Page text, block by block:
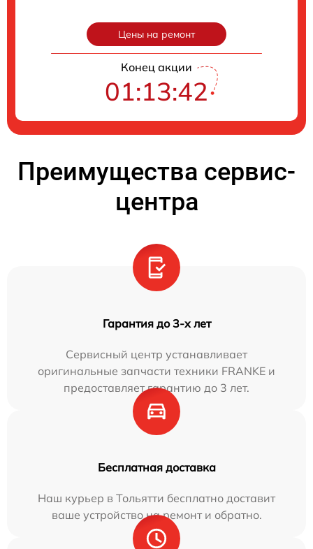
Цены на ремонт
Конец акции
01:13:41
Преимущества сервис-
центра
Гарантия до 3-х лет
Сервисный центр устанавливает
оригинальные запчасти техники FRANKE и
предоставляет гарантию до 3 лет.
Бесплатная доставка
Наш курьер в Тольятти бесплатно доставит
ваше устройство на ремонт и обратно.